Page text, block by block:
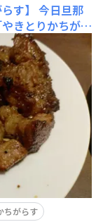
す】 今日旦那
きとりかちがら
ウルフードだ
アイキャッチ
と言われてる
とか牛は“串
ちがらす